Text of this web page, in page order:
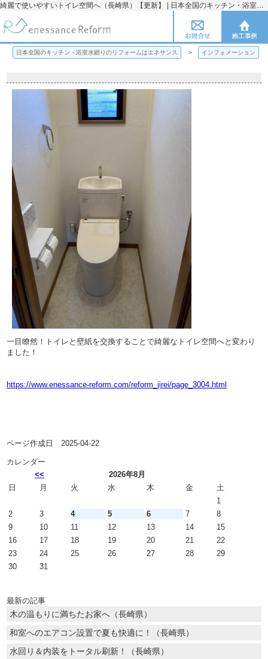
綺麗で使いやすいトイレ空間へ（長崎県）【更新】 | 日本全国のキッチン・浴室水廻りのリフォームのことならエネサンス
日本全国のキッチン・浴室水廻りのリフォームはエネサンス インフォメーション
一目瞭然！トイレと壁紙を交換することで綺麗なトイレ空間へと変わり
ました！
https://www.enessance-reform.com/reform_jirei/page_3004.html
ページ作成日 2025-04-22
カレンダー
<<
2026年8月
日
月 火 水 木 金
土
1
2
3 4 5 6 7
8
9
10 11 12 13 14
15
16
17 18 19 20 21
22
23
24 25 26 27 28
29
30
31
最新の記事
木の温もりに満ちたお家へ（長崎県）
和室へのエアコン設置で夏も快適に！（長崎県）
水回り＆内装をトータル刷新！（長崎県）